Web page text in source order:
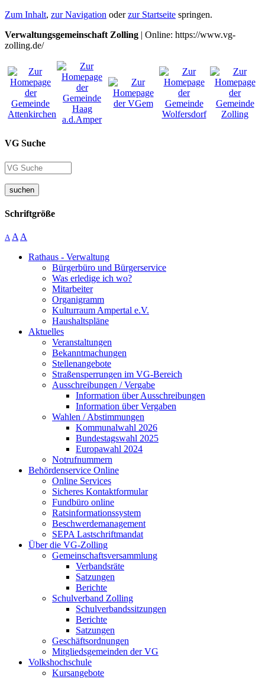
Zum Inhalt, zur Navigation oderzur Startseite springen.
Verwaltungsgemeinschaft Zolling | Online: https://www.vg-
zolling.de/
VG Suche
suchen
Schriftgröße
A A A
Rathaus - Verwaltung
Bürgerbüro und Bürgerservice
Was erledige ich wo?
Mitarbeiter
Organigramm
Kulturraum Ampertal e.V.
Haushaltspläne
Aktuelles
Veranstaltungen
Bekanntmachungen
Stellenangebote
Straßensperrungen im VG-Bereich
Ausschreibungen / Vergabe
Information über Ausschreibungen
Information über Vergaben
Wahlen / Abstimmungen
Kommunalwahl 2026
Bundestagswahl 2025
Europawahl 2024
Notrufnummern
Behördenservice Online
Online Services
Sicheres Kontaktformular
Fundbüro online
Ratsinformationssystem
Beschwerdemanagement
SEPA Lastschriftmandat
Über die VG-Zolling
Gemeinschaftsversammlung
Verbandsräte
Satzungen
Berichte
Schulverband Zolling
Schulverbandssitzungen
Berichte
Satzungen
Geschäftsordnungen
Mitgliedsgemeinden der VG
Volkshochschule
Kursangebote